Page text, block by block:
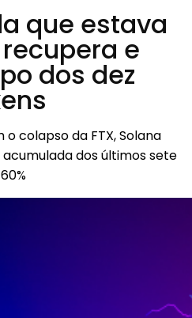
que estava
e
dos dez
colapso da FTX, Solana
dos últimos sete